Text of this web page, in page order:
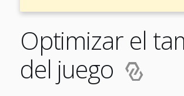
Optimizar el
del juego